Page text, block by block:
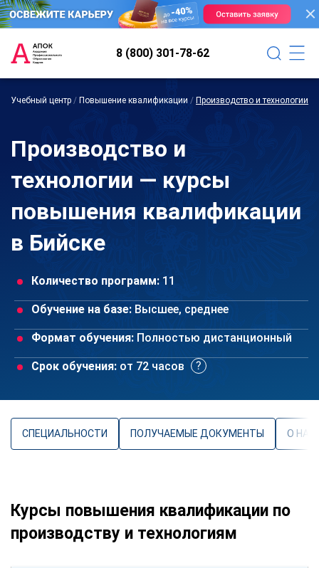
8 (800) 301-78-62
Учебный центр / Повышение квалификации / Производство и технологии
Производство и
технологии — курсы
повышения квалификации
в Бийске
Количество программ: 11
Обучение на базе: Высшее, среднее
Формат обучения: Полностью дистанционный
Срок обучения: от 72 часов
СПЕЦИАЛЬНОСТИ ПОЛУЧАЕМЫЕ ДОКУМЕНТЫ О
Курсы повышения квалификации по
производству и технологиям